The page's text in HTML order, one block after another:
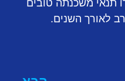
תנאי משכנתה טובים
לאורך השנים.